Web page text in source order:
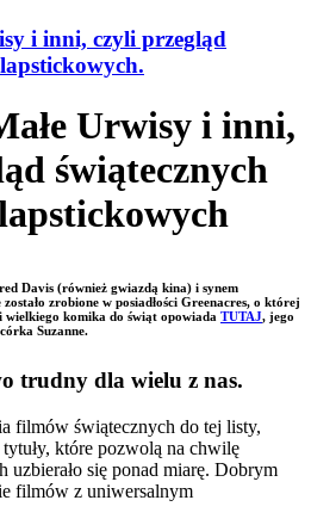
i inni, czyli przegląd
Urwisy i inni,
świątecznych
Davis (również gwiazdą kina) i synem
zrobione w posiadłości Greenacres, o której
wielkiego komika do świąt opowiada TUTAJ, jego
córka Suzanne.
trudny dla wielu z nas.
filmów świątecznych do tej listy,
które pozwolą na chwilę
uzbierało się ponad miarę. Dobrym
filmów z uniwersalnym